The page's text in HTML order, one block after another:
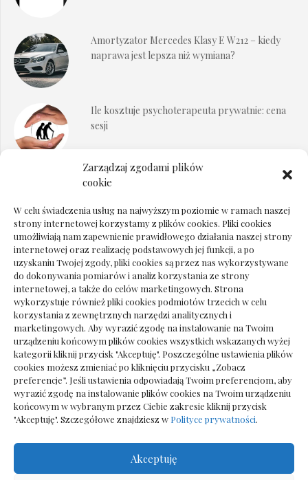
Zarządzaj zgodami plików
cookie
W celu świadczenia usług na najwyższym poziomie w ramach naszej
strony internetowej korzystamy z plików cookies. Pliki cookies
umożliwiają nam zapewnienie prawidłowego działania naszej strony
internetowej oraz realizację podstawowych jej funkcji, a po
uzyskaniu Twojej zgody, pliki cookies są przez nas wykorzystywane
do dokonywania pomiarów i analiz korzystania ze strony
internetowej, a także do celów marketingowych. Strona
wykorzystuje również pliki cookies podmiotów trzecich w celu
korzystania z zewnętrznych narzędzi analitycznych i
marketingowych. Aby wyrazić zgodę na instalowanie na Twoim
urządzeniu końcowym plików cookies wszystkich wskazanych wyżej
kategorii kliknij przycisk "Akceptuję". Poszczególne ustawienia plików
cookies możesz zmieniać po kliknięciu przycisku „Zobacz
preferencje”. Jeśli ustawienia odpowiadają Twoim preferencjom, aby
wyrazić zgodę na instalowanie plików cookies na Twoim urządzeniu
końcowym w wybranym przez Ciebie zakresie kliknij przycisk
"Akceptuję". Szczegółowe znajdziesz w Polityce prywatności.
Akceptuję
Amortyzator Mercedes Klasy E W212 – kiedy
naprawa jest lepsza niż wymiana?
Ile kosztuje psychoterapeuta prywatnie: cena
sesji
Dokumenty do odbioru przy zmianie biura
Deska podłogowa do salonu: jak wybrać bez
pośpiechu